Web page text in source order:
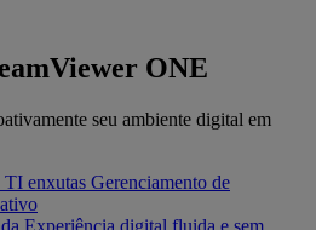
ONE
seu ambiente digital em
TI enxutas Gerenciamento de